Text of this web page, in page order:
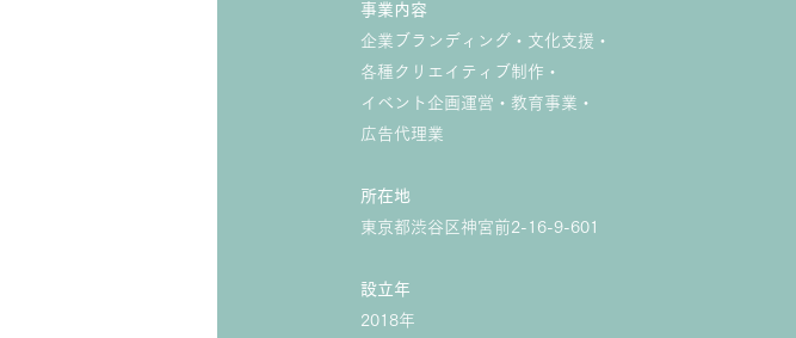
事業内容
企業ブランディング・文化支援・
各種クリエイティブ制作・
イベント企画運営・教育事業・
広告代理業
所在地
東京都渋谷区神宮前2-16-9-601
設立年
2018年